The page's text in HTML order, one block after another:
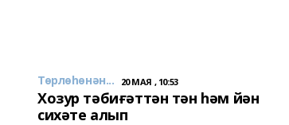
Төрлөһөнән... 20 МАЯ , 10:53
Хозур тәбиғәттән тән һәм йән
сихәте алып